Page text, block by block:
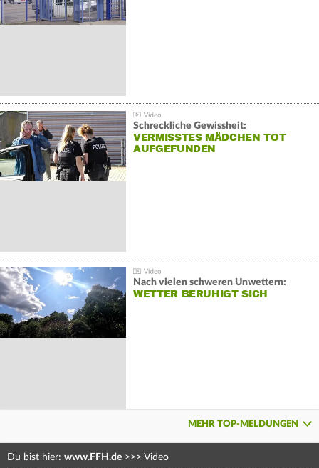
Schreckliche Gewissheit:
VERMISSTES MÄDCHEN TOT
AUFGEFUNDEN
Nach vielen schweren Unwettern:
WETTER BERUHIGT SICH
MEHR TOP-MELDUNGEN
Du bist hier: www.FFH.de >>> Video